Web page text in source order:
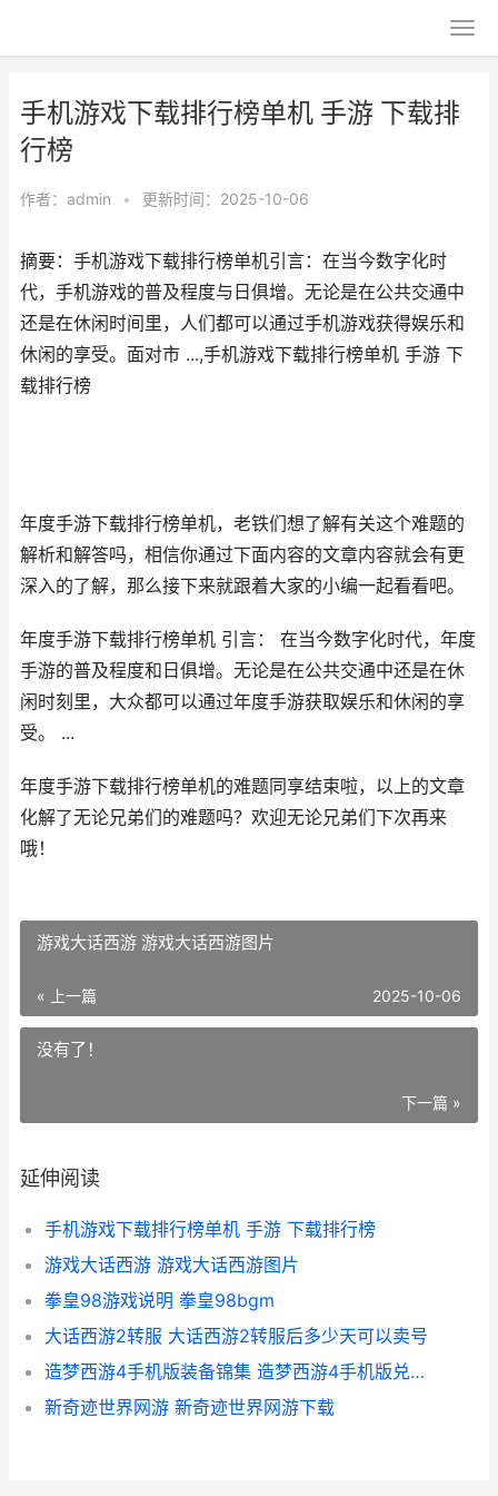
手机游戏下载排行榜单机 手游 下载排
行榜
作者： admin • 更新时间：2025-10-06
摘要：手机游戏下载排行榜单机引言：在当今数字化时
代，手机游戏的普及程度与日俱增。无论是在公共交通中
还是在休闲时间里，人们都可以通过手机游戏获得娱乐和
休闲的享受。面对市 ...,手机游戏下载排行榜单机 手游 下
载排行榜
年度手游下载排行榜单机，老铁们想了解有关这个难题的
解析和解答吗，相信你通过下面内容的文章内容就会有更
深入的了解，那么接下来就跟着大家的小编一起看看吧。
年度手游下载排行榜单机 引言： 在当今数字化时代，年度
手游的普及程度和日俱增。无论是在公共交通中还是在休
闲时刻里，大众都可以通过年度手游获取娱乐和休闲的享
受。 ...
年度手游下载排行榜单机的难题同享结束啦，以上的文章
化解了无论兄弟们的难题吗？欢迎无论兄弟们下次再来
哦！
游戏大话西游 游戏大话西游图片
« 上一篇 2025-10-06
没有了！
下一篇 »
延伸阅读
手机游戏下载排行榜单机 手游 下载排行榜
游戏大话西游 游戏大话西游图片
拳皇98游戏说明 拳皇98bgm
大话西游2转服 大话西游2转服后多少天可以卖号
造梦西游4手机版装备锦集 造梦西游4手机版兑换码
新奇迹世界网游 新奇迹世界网游下载